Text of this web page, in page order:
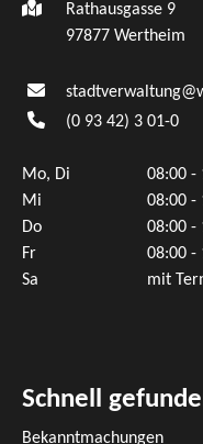
Rathausgasse 9
97877 Wertheim
(0 93 42) 3 01-0
Mo, Di
08:00 -
Mi
08:00 -
Do
08:00 -
Fr
08:00 -
Sa
mit
Schnell
Bekanntmachungen